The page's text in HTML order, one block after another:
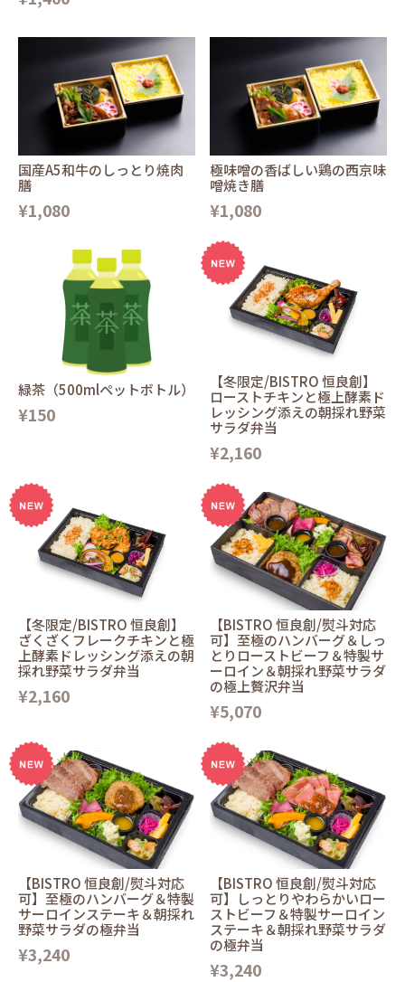
国産A5和牛のしっとり焼肉
膳
¥1,080
極味噌の香ばしい鶏の西京味
噌焼き膳
¥1,080
緑茶（500mlペットボトル）
¥150
【冬限定/BISTRO 恒良創】
ローストチキンと極上酵素ド
レッシング添えの朝採れ野菜
サラダ弁当
¥2,160
【冬限定/BISTRO 恒良創】
ざくざくフレークチキンと極
上酵素ドレッシング添えの朝
採れ野菜サラダ弁当
¥2,160
【BISTRO 恒良創/熨斗対応
可】至極のハンバーグ＆しっ
とりローストビーフ＆特製サ
ーロイン＆朝採れ野菜サラダ
の極上贅沢弁当
¥5,070
【BISTRO 恒良創/熨斗対応
可】至極のハンバーグ＆特製
サーロインステーキ＆朝採れ
野菜サラダの極弁当
¥3,240
【BISTRO 恒良創/熨斗対応
可】しっとりやわらかいロー
ストビーフ＆特製サーロイン
ステーキ＆朝採れ野菜サラダ
の極弁当
¥3,240